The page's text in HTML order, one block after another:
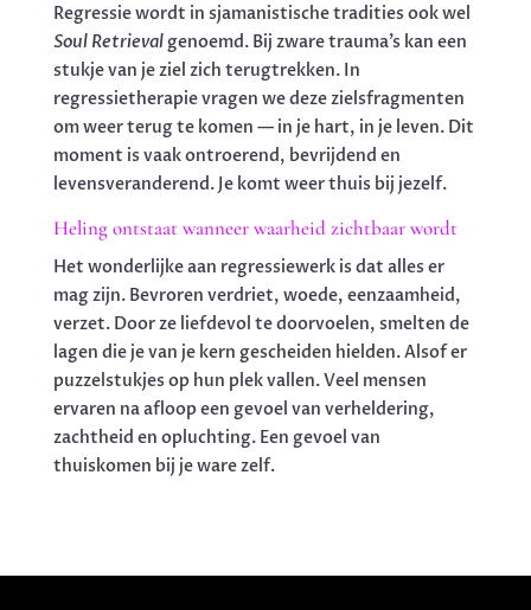
Regressie wordt in sjamanistische tradities ook wel
Soul Retrievalgenoemd. Bij zware trauma’s kan een
stukje van je ziel zich terugtrekken. In
regressietherapie vragen we deze zielsfragmenten
om weer terug te komen — in je hart, in je leven. Dit
moment is vaak ontroerend, bevrijdend en
levensveranderend. Je komt weer thuis bij jezelf.
Heling ontstaat wanneer waarheid zichtbaar wordt
Het wonderlijke aan regressiewerk is dat alles er
mag zijn. Bevroren verdriet, woede, eenzaamheid,
verzet. Door ze liefdevol te doorvoelen, smelten de
lagen die je van je kern gescheiden hielden. Alsof er
puzzelstukjes op hun plek vallen. Veel mensen
ervaren na afloop een gevoel van verheldering,
zachtheid en opluchting. Een gevoel van
thuiskomen bij je ware zelf.